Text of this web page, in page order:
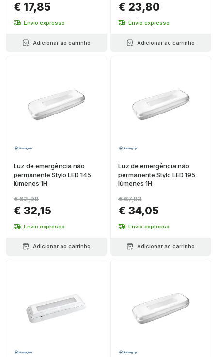
€ 17,85
Envio expresso
Adicionar ao carrinho
€ 23,80
Envio expresso
Adicionar ao carrinho
Luz de emergência não
permanente Stylo LED 145
lúmenes 1H
€ 32,15
€ 62,99
Envio expresso
Adicionar ao carrinho
Luz de emergência não
permanente Stylo LED 195
lúmenes 1H
€ 34,05
€ 67,93
Envio expresso
Adicionar ao carrinho